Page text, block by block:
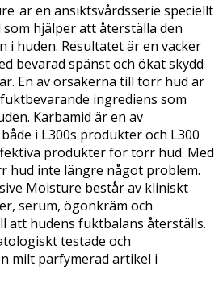
är en ansiktsvårdsserie speciellt
hjälper att återställa den
i huden. Resultatet är en vacker
bevarad spänst och ökat skydd
En av orsakerna till torr hud är
ingrediens som
Karbamid är en av
i L300s produkter och L300
produkter för torr hud. Med
hud inte längre något problem.
Moisture består av kliniskt
serum, ögonkräm och
att hudens fuktbalans återställs.
testade och
milt parfymerad artikel i